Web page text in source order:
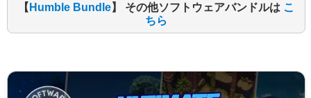
【 Humble Bundle】 その他ソフトウェアバンドルは こ
ちら